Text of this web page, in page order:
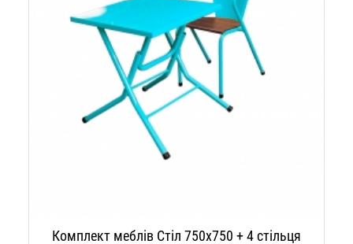
Комплект меблів Стіл 750х750 + 4 стільця